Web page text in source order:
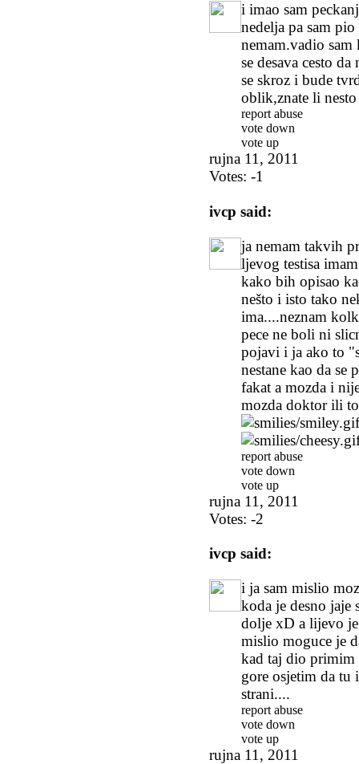
i imao sam
nedelja pa sam
nemam.vadio
se desava cesto
se skroz i bude
oblik,znate li
report abuse
vote down
vote up
rujna 11, 2011
Votes: -1
ivcp said:
ja nemam takvih
ljevog testisa
kako bih opisao
nešto i isto tako
ima....neznam
pece ne boli ni
pojavi i ja ako to
nestane kao da se
fakat a mozda i
mozda doktor ili
report abuse
vote down
vote up
rujna 11, 2011
Votes: -2
ivcp said:
i ja sam mislio
koda je desno jaje
dolje xD a lijevo
mislio moguce je
kad taj dio primim
gore osjetim da tu
strani....
report abuse
vote down
vote up
rujna 11, 2011